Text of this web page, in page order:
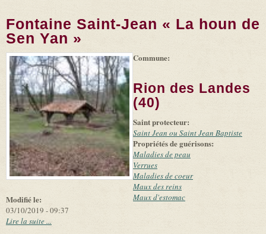
Fontaine Saint-Jean « La houn de
Sen Yan »
Leaflet (link is
|
Tiles
(link is
external)
©
Microsoft
and
suppliers
Modifié le:
03/10/2019 - 09:37
Commune:
Rion des Landes
(40)
Saint protecteur:
Saint Jean ou Saint Jean Baptiste
Propriétés de guérisons:
Maladies de peau
Verrues
Maladies de coeur
Maux des reins
Maux d'estomac
Lire la suite ...